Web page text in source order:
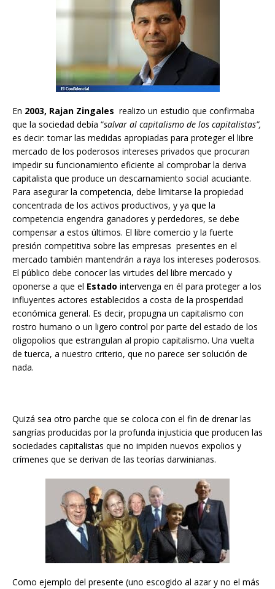
En 2003, Rajan Zingales realizo un estudio que confirmaba
que la sociedad debía “salvar al capitalismo de los capitalistas”,
es decir: tomar las medidas apropiadas para proteger el libre
mercado de los poderosos intereses privados que procuran
impedir su funcionamiento eficiente al comprobar la deriva
capitalista que produce un descarnamiento social acuciante.
Para asegurar la competencia, debe limitarse la propiedad
concentrada de los activos productivos, y ya que la
competencia engendra ganadores y perdedores, se debe
compensar a estos últimos. El libre comercio y la fuerte
presión competitiva sobre las empresas presentes en el
mercado también mantendrán a raya los intereses poderosos.
El público debe conocer las virtudes del libre mercado y
oponerse a que el Estado intervenga en él para proteger a los
influyentes actores establecidos a costa de la prosperidad
económica general. Es decir, propugna un capitalismo con
rostro humano o un ligero control por parte del estado de los
oligopolios que estrangulan al propio capitalismo. Una vuelta
de tuerca, a nuestro criterio, que no parece ser solución de
nada.
Quizá sea otro parche que se coloca con el fin de drenar las
sangrías producidas por la profunda injusticia que producen las
sociedades capitalistas que no impiden nuevos expolios y
crímenes que se derivan de las teorías darwinianas.
Como ejemplo del presente (uno escogido al azar y no el más